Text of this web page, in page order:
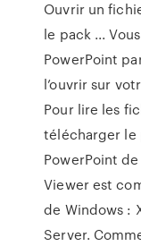
Ouvrir un
le pack ...
PowerPoint
l’ouvrir sur
Pour lire les
télécharger le
PowerPoint
Viewer est
de Windows :
Server.